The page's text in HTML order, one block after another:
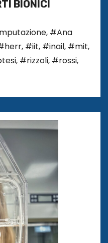
BIONICI
, #Ana
, #iit, #inail, #mit,
, #rizzoli, #rossi,